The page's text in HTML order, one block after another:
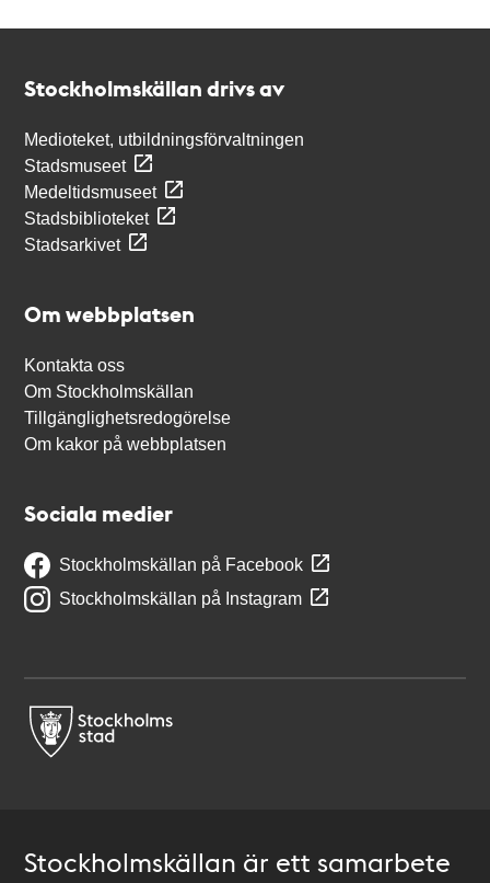
Stockholmskällan drivs av
Medioteket, utbildningsförvaltningen
Stadsmuseet
Medeltidsmuseet
Stadsbiblioteket
Stadsarkivet
Om webbplatsen
Kontakta oss
Om Stockholmskällan
Tillgänglighetsredogörelse
Om kakor på webbplatsen
Sociala medier
Stockholmskällan på Facebook
Stockholmskällan på Instagram
Stockholmskällan är ett samarbete